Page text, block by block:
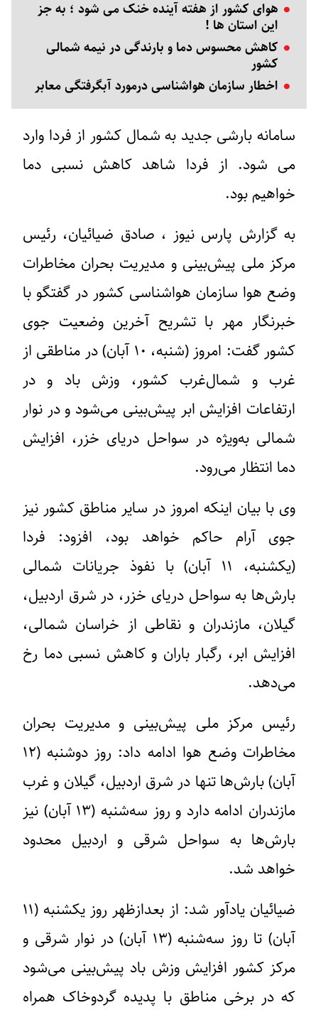
هوای کشور از هفته آینده خنک می شود ؛ به جز
این استان ها !
کاهش محسوس دما و بارندگی در نیمه شمالی
کشور
اخطار سازمان‌ هواشناسی درمورد آبگرفتگی معابر
سامانه بارشی جدید به شمال کشور از فردا وارد
می شود. از فردا شاهد کاهش نسبی دما
خواهیم بود.
به گزارش پارس نیوز ، صادق ضیائیان، رئیس
مرکز ملی پیش‌بینی و مدیریت بحران مخاطرات
وضع هوا سازمان هواشناسی کشور در گفتگو با
خبرنگار مهر با تشریح آخرین وضعیت جوی
کشور گفت: امروز (شنبه، ۱۰ آبان) در مناطقی از
غرب و شمال‌غرب کشور، وزش باد و در
ارتفاعات افزایش ابر پیش‌بینی می‌شود و در نوار
شمالی به‌ویژه در سواحل دریای خزر، افزایش
دما انتظار می‌رود.
وی با بیان اینکه امروز در سایر مناطق کشور نیز
جوی آرام حاکم خواهد بود، افزود: فردا
(یکشنبه، ۱۱ آبان) با نفوذ جریانات شمالی
بارش‌ها به سواحل دریای خزر، در شرق اردبیل،
گیلان، مازندران و نقاطی از خراسان شمالی،
افزایش ابر، رگبار باران و کاهش نسبی دما رخ
می‌دهد.
رئیس مرکز ملی پیش‌بینی و مدیریت بحران
مخاطرات وضع هوا ادامه داد: روز دوشنبه (۱۲
آبان) بارش‌ها تنها در شرق اردبیل، گیلان و غرب
مازندران ادامه دارد و روز سه‌شنبه (۱۳ آبان) نیز
بارش‌ها به سواحل شرقی و اردبیل محدود
خواهد شد.
ضیائیان یادآور شد: از بعدازظهر روز یکشنبه (۱۱
آبان) تا روز سه‌شنبه (۱۳ آبان) در نوار شرقی و
مرکز کشور افزایش وزش باد پیش‌بینی می‌شود
که در برخی مناطق با پدیده گردوخاک همراه